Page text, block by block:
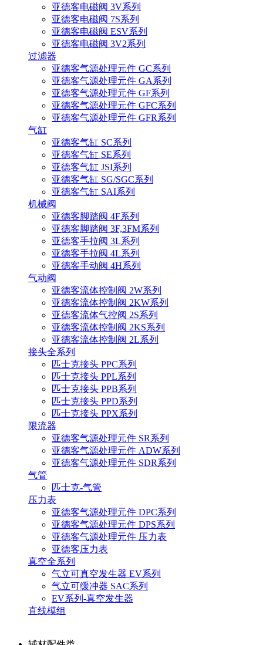
亚德客电磁阀 3V系列
亚德客电磁阀 7S系列
亚德客电磁阀 ESV系列
亚德客电磁阀 3V2系列
过滤器
亚德客气源处理元件 GC系列
亚德客气源处理元件 GA系列
亚德客气源处理元件 GF系列
亚德客气源处理元件 GFC系列
亚德客气源处理元件 GFR系列
气缸
亚德客气缸 SC系列
亚德客气缸 SE系列
亚德客气缸 JSI系列
亚德客气缸 SG/SGC系列
亚德客气缸 SAI系列
机械阀
亚德客脚踏阀 4F系列
亚德客脚踏阀 3F,3FM系列
亚德客手拉阀 3L系列
亚德客手拉阀 4L系列
亚德客手动阀 4H系列
气动阀
亚德客流体控制阀 2W系列
亚德客流体控制阀 2KW系列
亚德客流体气控阀 2S系列
亚德客流体控制阀 2KS系列
亚德客流体控制阀 2L系列
接头全系列
匹士克接头 PPC系列
匹士克接头 PPL系列
匹士克接头 PPB系列
匹士克接头 PPD系列
匹士克接头 PPX系列
限流器
亚德客气源处理元件 SR系列
亚德客气源处理元件 ADW系列
亚德客气源处理元件 SDR系列
气管
匹士克-气管
压力表
亚德客气源处理元件 DPC系列
亚德客气源处理元件 DPS系列
亚德客气源处理元件 压力表
亚德客压力表
真空全系列
气立可真空发生器 EV系列
气立可缓冲器 SAC系列
EV系列-真空发生器
直线模组